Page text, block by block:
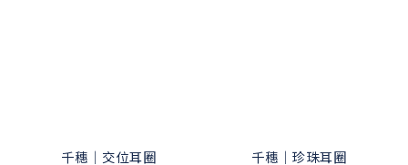
千穗｜交位耳圈 千穗｜珍珠耳圈